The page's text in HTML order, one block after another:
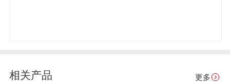
相关产品 更多